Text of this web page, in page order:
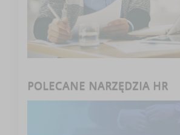
POLECANE NARZĘDZIA HR